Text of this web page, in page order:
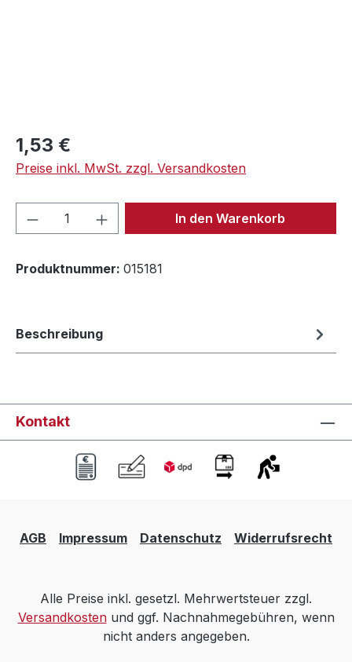
Regulärer Preis:
1,53 €
Preise inkl. MwSt. zzgl. Versandkosten
Produkt Anzahl: Gib denIn den Warenkorb
Produktnummer: 015181
Beschreibung
Kontakt
AGB Impressum Datenschutz Widerrufsrecht
Alle Preise inkl. gesetzl. Mehrwertsteuer zzgl.
Versandkostenund ggf. Nachnahmegebühren, wenn
nicht anders angegeben.